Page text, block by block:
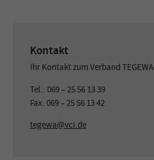
Kontakt
Ihr Kontakt zum Verband TEGEWA
Tel.: 069 – 25 56 13 39
Fax: 069 – 25 56 13 42
tegewa@vci.de